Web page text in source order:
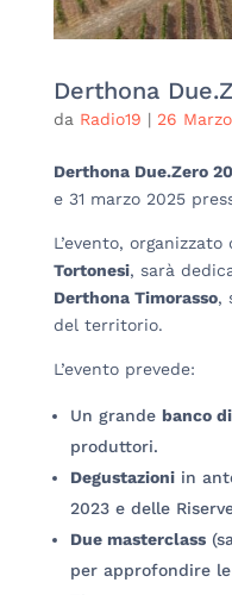
Derthona
da Radio19 | 26
Derthona Due.Zero
e 31 marzo 2025
L’evento, organizzato
Tortonesi, sarà
Derthona Timorasso,
del territorio.
L’evento prevede:
Un grande banco
produttori.
Degustazioniin
2023 e delle
Due masterclass
per approfondire